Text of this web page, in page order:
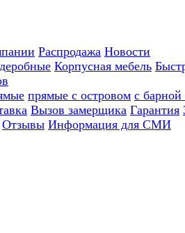
Распродажа Новости
Корпусная мебель
прямые с островом с барной
Вызов замерщика Гарантия
Отзывы Информация для СМИ